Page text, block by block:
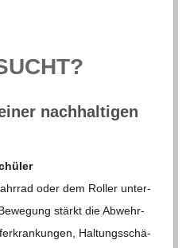
nach­hal­ti­gen
oder dem Rol­ler unter­
stärkt die Abwehr­
Hal­tungs­schä­